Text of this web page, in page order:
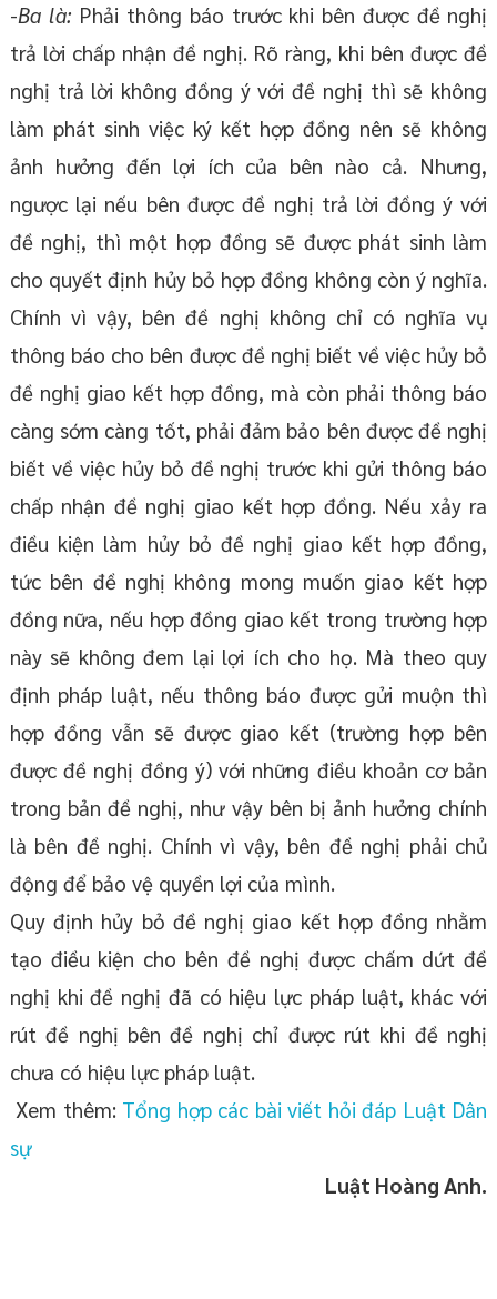
-Ba là: Phải thông báo trước khi bên được đề nghị
trả lời chấp nhận đề nghị. Rõ ràng, khi bên được đề
nghị trả lời không đồng ý với đề nghị thì sẽ không
làm phát sinh việc ký kết hợp đồng nên sẽ không
ảnh hưởng đến lợi ích của bên nào cả. Nhưng,
ngược lại nếu bên được đề nghị trả lời đồng ý với
đề nghị, thì một hợp đồng sẽ được phát sinh làm
cho quyết định hủy bỏ hợp đồng không còn ý nghĩa.
Chính vì vậy, bên đề nghị không chỉ có nghĩa vụ
thông báo cho bên được đề nghị biết về việc hủy bỏ
đề nghị giao kết hợp đồng, mà còn phải thông báo
càng sớm càng tốt, phải đảm bảo bên được đề nghị
biết về việc hủy bỏ đề nghị trước khi gửi thông báo
chấp nhận đề nghị giao kết hợp đồng. Nếu xảy ra
điều kiện làm hủy bỏ đề nghị giao kết hợp đồng,
tức bên đề nghị không mong muốn giao kết hợp
đồng nữa, nếu hợp đồng giao kết trong trường hợp
này sẽ không đem lại lợi ích cho họ. Mà theo quy
định pháp luật, nếu thông báo được gửi muộn thì
hợp đồng vẫn sẽ được giao kết (trường hợp bên
được đề nghị đồng ý) với những điều khoản cơ bản
trong bản đề nghị, như vậy bên bị ảnh hưởng chính
là bên đề nghị. Chính vì vậy, bên đề nghị phải chủ
động để bảo vệ quyền lợi của mình.
Quy định hủy bỏ đề nghị giao kết hợp đồng nhằm
tạo điều kiện cho bên đề nghị được chấm dứt đề
nghị khi đề nghị đã có hiệu lực pháp luật, khác với
rút đề nghị bên đề nghị chỉ được rút khi đề nghị
chưa có hiệu lực pháp luật.
Xem thêm: Tổng hợp các bài viết hỏi đáp Luật Dân
sự
Luật Hoàng Anh.